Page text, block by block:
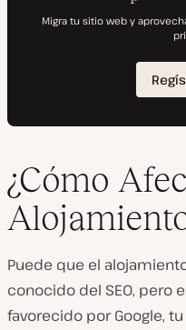
¿Cómo
Puede que el
conocido del SEO, pero
favorecido por Google,